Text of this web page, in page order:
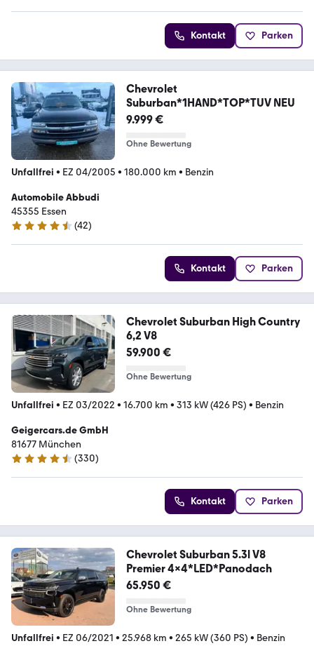
Kontakt Parken
Chevrolet
Suburban*1HAND*TOP*TUV NEU
9.999 €
Ohne Bewertung
Unfallfrei • EZ 04/2005 • 180.000 km • Benzin
Automobile Abbudi
45355 Essen
4.5 Sterne
(42)
Kontakt Parken
Chevrolet Suburban High Country
6,2 V8
59.900 €
Ohne Bewertung
Unfallfrei • EZ 03/2022 • 16.700 km • 313 kW (426 PS) • Benzin
Geigercars.de GmbH
81677 München
4.5 Sterne
(330)
Kontakt Parken
Chevrolet Suburban 5.3l V8
Premier 4x4*LED*Panodach
65.950 €
Ohne Bewertung
Unfallfrei • EZ 06/2021 • 25.968 km • 265 kW (360 PS) • Benzin